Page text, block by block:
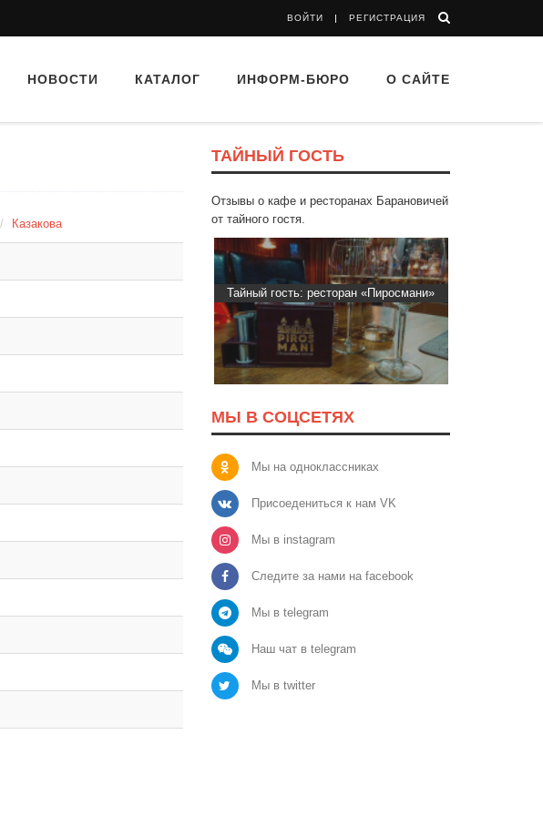
ВОЙТИ РЕГИСТРАЦИЯ
НОВОСТИ КАТАЛОГ ИНФОРМ-БЮРО О САЙТЕ
Казакова
ТАЙНЫЙ ГОСТЬ
Отзывы о кафе и ресторанах Барановичей
от тайного гостя.
Тайный гость: ресторан «Пиросмани» Тайный гость: доставка
МЫ В СОЦСЕТЯХ
Мы на одноклассниках
Присоедениться к нам VK
Мы в instagram
Следите за нами на facebook
Мы в telegram
Наш чат в telegram
Мы в twitter